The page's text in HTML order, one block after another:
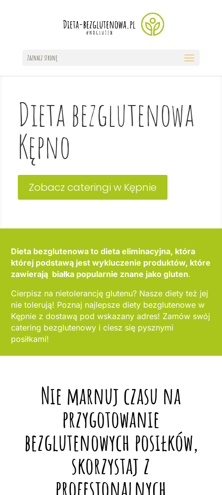
Zaznacz stronę
Dieta bezglutenowa
Kępno
Zobacz cateringi w Kępnie
Dieta bezglutenowa to dieta eliminacyjna, która
której podstawą jest wykluczenie produktów, które
zawierają białka popularnie znane jako gluten.
Cierpisz na nietolerancję glutenu? Nasze diety też jej
nie tolerują! Poznaj najlepsze diety bezglutenowe w
Kępnie z dostawą pod wskazany adres! Zamów swój
catering bezglutenowy i ciesz się pysznymi
posiłkami!
Nie marnuj czasu na
przygotowanie
bezglutenowych posiłków,
skorzystaj z
profesjonalnych